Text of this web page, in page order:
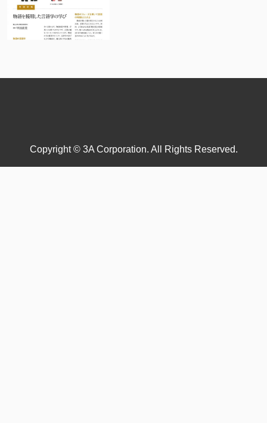
Copyright © 3A Corporation. All Rights Reserved.